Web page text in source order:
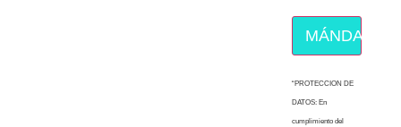
MÁNDAME
“PROTECCION DE
DATOS: En
cumplimiento del